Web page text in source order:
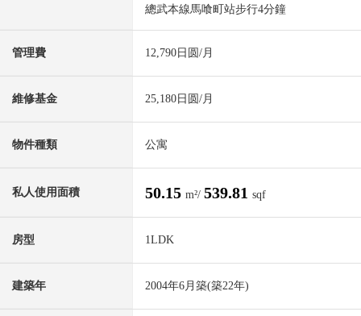
總武本線馬喰町站步行4分鐘
管理費 12,790日圆/月
維修基金 25,180日圆/月
物件種類 公寓
私人使用面積 50.15 m²/ 539.81 sqf
房型 1LDK
建築年 2004年6月築(築22年)